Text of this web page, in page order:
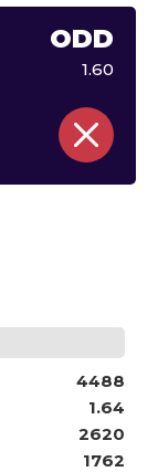
ODD
1.60
4488
1.64
2620
1762